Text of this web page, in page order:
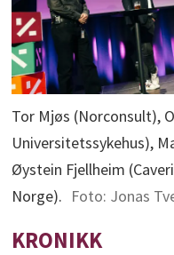
Tor Mjøs (Norconsult),
Universitetssykehus),
Øystein Fjellheim
Norge). Foto: Jonas
KRONIKK